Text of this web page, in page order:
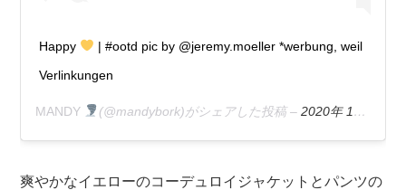
Happy
| #ootd pic by @jeremy.moeller *werbung, weil
Verlinkungen
MANDY (@mandybork)がシェアした投稿 –2020年 1月月15日午前9時25分PST
爽やかなイエローのコーデュロイジャケットとパンツの